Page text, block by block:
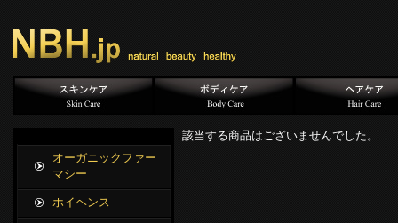
該当する商品はございませんでした。
オーガニックファー
マシー
ホイヘンス